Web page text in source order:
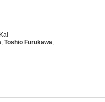
, Toshio Furukawa, Masako Nozawa